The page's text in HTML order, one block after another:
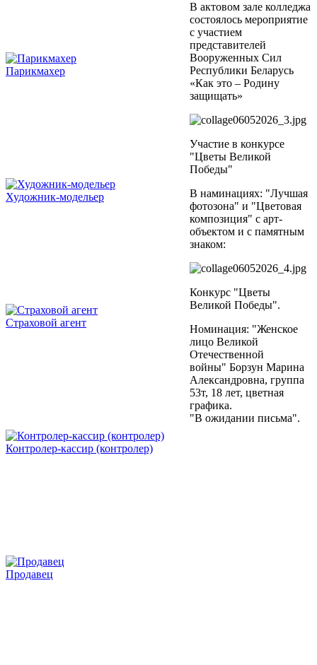
Парикмахер
Художник-модельер
Страховой агент
Контролер-кассир (контролер)
Продавец
В актовом зале колледжа
состоялось мероприятие
с участием
представителей
Вооруженных Сил
Республики Беларусь
«Как это – Родину
защищать»
Участие в конкурсе
"Цветы Великой
Победы"
В наминациях: "Лучшая
фотозона" и "Цветовая
композиция" с арт-
объектом и с памятным
знаком:
Конкурс "Цветы
Великой Победы".
Номинация: "Женское
лицо Великой
Отечественной
войны" Борзун Марина
Александровна, группа
53т, 18 лет, цветная
графика.
"В ожидании письма".